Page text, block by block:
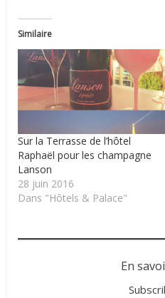
Similaire
Sur la Terrasse de l’hôtel
Raphaël pour les champagne
Lanson
28 juin 2016
Dans "Hôtels & Palace"
En